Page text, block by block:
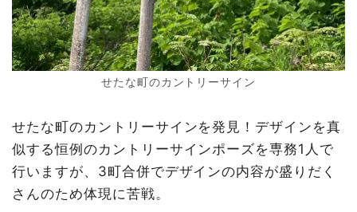
せたな町のカントリーサイン
せたな町のカントリーサインを発見！デザインを真
似する恒例のカントリーサインポーズを専務1人で
行いますが、3町合併でデザインの内容が盛りだく
さんのため体現に苦戦。